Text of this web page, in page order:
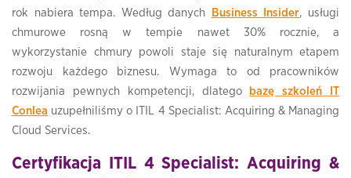
rok nabiera tempa. Według danych
Business Insider, usługi
chmurowe rosną w tempie nawet 30% rocznie, a
wykorzystanie chmury powoli staje się naturalnym etapem
rozwoju każdego biznesu. Wymaga to od pracowników
rozwijania pewnych kompetencji, dlatego
bazę szkoleń IT
Conlea uzupełniliśmy o ITIL 4 Specialist: Acquiring & Managing
Cloud Services.
Certyfikacja ITIL 4 Specialist: Acquiring &